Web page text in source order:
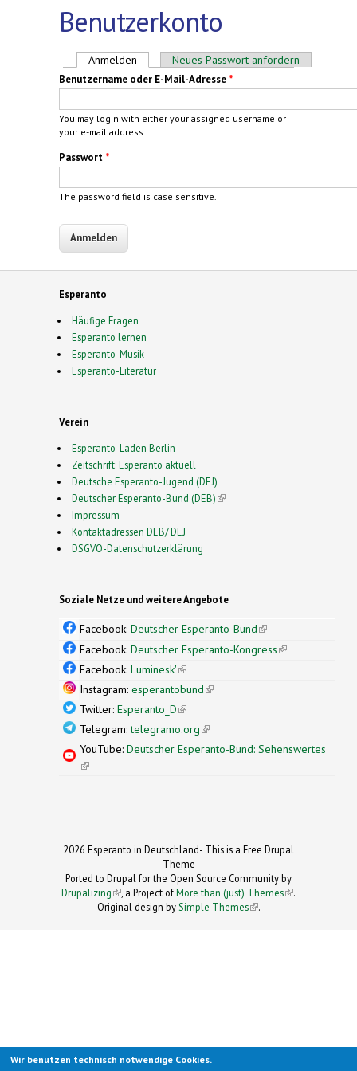
Benutzerkonto
Haupt-Reiter
Anmelden (aktiver Reiter)
Neues Passwort anfordern
Benutzername oder E-Mail-Adresse *
You may login with either your assigned username or
your e-mail address.
Passwort *
The password field is case sensitive.
Esperanto
Häufige Fragen
Esperanto lernen
Esperanto-Musik
Esperanto-Literatur
Verein
Esperanto-Laden Berlin
Zeitschrift: Esperanto aktuell
Deutsche Esperanto-Jugend (DEJ)
Deutscher Esperanto-Bund (DEB)(link is external)
Impressum
Kontaktadressen DEB/ DEJ
DSGVO-Datenschutzerklärung
Soziale Netze und weitere Angebote
Facebook: Deutscher Esperanto-Bund(link is
external)
Facebook: Deutscher Esperanto-Kongress(link is
Facebook: Luminesk'(link is external)
Instagram: esperantobund(link is external)
Twitter: Esperanto_D(link is external)
Telegram:telegramo.org(link is external)
YouTube: Deutscher Esperanto-Bund: Sehenswertes
(link is external)
2026 Esperanto in Deutschland- This is a Free Drupal
Theme
Ported to Drupal for the Open Source Community by
Drupalizing(link is external)
, a Project ofMore than (just) Themes (link is
.
Original design by Simple Themes
(link is
.
Wir benutzen technisch notwendige Cookies.